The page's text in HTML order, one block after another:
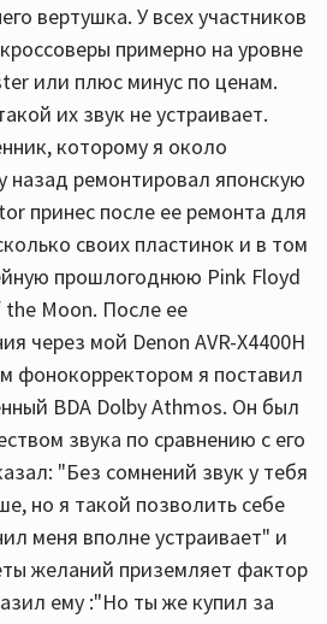
вертушка. У всех участников
примерно на уровне
или плюс минус по ценам.
их звук не устраивает.
которому я около
назад ремонтировал японскую
принес после ее ремонта для
своих пластинок и в том
прошлогоднюю Pink Floyd
the Moon. После ее
через мой Denon AVR-X4400H
фонокорректором я поставил
BDA Dolby Athmos. Он был
звука по сравнению с его
"Без сомнений звук у тебя
но я такой позволить себе
меня вполне устраивает" и
желаний приземляет фактор
ему :"Но ты же купил за